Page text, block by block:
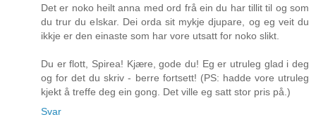
Det er noko heilt anna med ord frå ein du har tillit til og som
du trur du elskar. Dei orda sit mykje djupare, og eg veit du
ikkje er den einaste som har vore utsatt for noko slikt.
Du er flott, Spirea! Kjære, gode du! Eg er utruleg glad i deg
og for det du skriv - berre fortsett! (PS: hadde vore utruleg
kjekt å treffe deg ein gong. Det ville eg satt stor pris på.)
Svar